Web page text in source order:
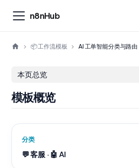
n8nHub
📦 工作流模板 AI 工单智能分类与路由
本页总览
模板概览
分类
💬 客服 · 🤖 AI